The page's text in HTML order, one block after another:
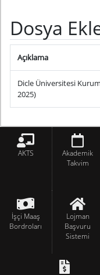
Dosya
Açıklama
Dicle Üniversitesi
2025)
AKTS
Akademik
Takvim
İşçi Maaş
Bordroları
Lojman
Başvuru
Sistemi